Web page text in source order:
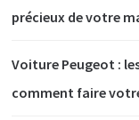
précieux de votre
Voiture Peugeot :
comment faire